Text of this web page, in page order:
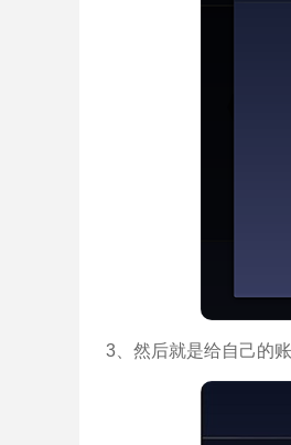
3、然后就是给自己的